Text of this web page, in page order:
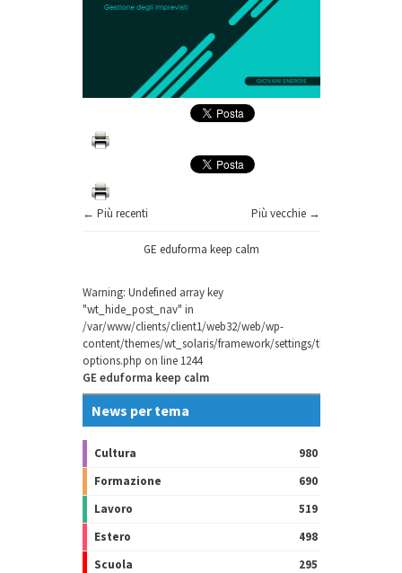
← Più recenti Più vecchie →
GE eduforma keep calm
Warning: Undefined array key
"wt_hide_post_nav" in
/var/www/clients/client1/web32/web/wp-
content/themes/wt_solaris/framework/settings/theme-
options.php on line 1244
GE eduforma keep calm
News per tema
Cultura
980
Formazione
690
Lavoro
519
Estero
498
Scuola
295